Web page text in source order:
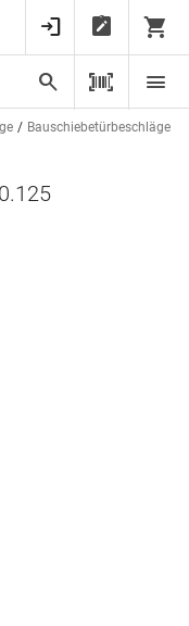
Bauschiebetürbeschläge